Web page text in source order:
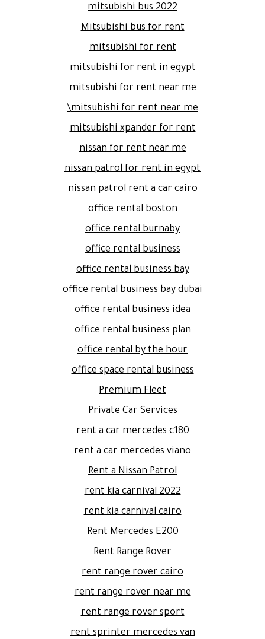
mitsubishi bus 2022
Mitsubishi bus for rent
mitsubishi for rent
mitsubishi for rent in egypt
mitsubishi for rent near me
mitsubishi for rent near me\
mitsubishi xpander for rent
nissan for rent near me
nissan patrol for rent in egypt
nissan patrol rent a car cairo
office rental boston
office rental burnaby
office rental business
office rental business bay
office rental business bay dubai
office rental business idea
office rental business plan
office rental by the hour
office space rental business
Premium Fleet
Private Car Services
rent a car mercedes c180
rent a car mercedes viano
Rent a Nissan Patrol
rent kia carnival 2022
rent kia carnival cairo
Rent Mercedes E200
Rent Range Rover
rent range rover cairo
rent range rover near me
rent range rover sport
rent sprinter mercedes van